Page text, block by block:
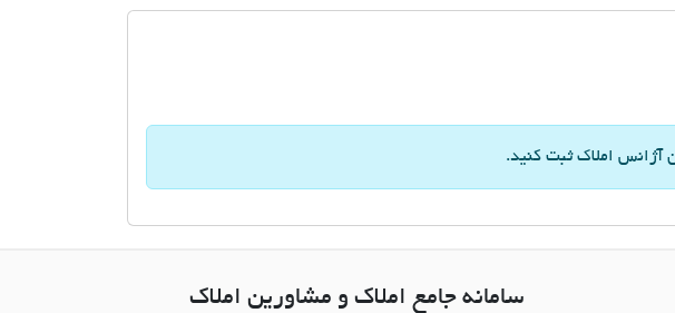
آژانس املاک ثبت کنید.
سامانه جامع املاک و مشاورین املاک